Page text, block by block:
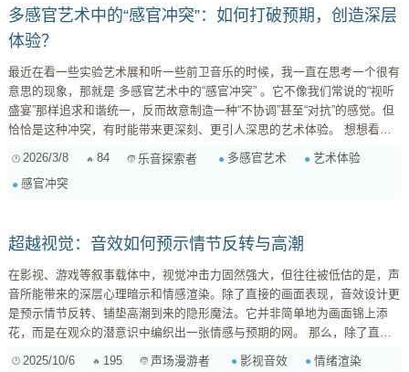
多感官艺术中的“感官冲突”：如何打破预期，创造深层
体验？
最近在看一些实验艺术展和听一些前卫音乐的时候，我一直在思考一个很有
意思的现象，那就是 多感官艺术中的“感官冲突” 。它不像我们常说的“视听
盛宴”那样追求和谐统一，反而故意制造一种“不协调”甚至“对抗”的感觉。但
恰恰是这种冲突，有时能带来更深刻、更引人深思的艺术体验。 想想看，
当甜美温暖的旋律配上令人不安、甚至有些扭曲的视觉画面时，你会有什么
感觉？或者，在一个灯光柔和、气氛温馨的房间里，突然弥漫着一股冰冷、
疏离的气味？这种乍一听有些“悖论”的组合，却被不少艺术家玩得炉火纯
2026/3/8 84 乐音探索者 多感官艺术
艺术体验
感官冲突
超越视觉：音效如何预示情节反转与高潮
在影视、游戏等叙事载体中，视觉冲击力固然强大，但往往被低估的是，声
音所能带来的深层心理暗示和情感渲染。除了直接的画面表现，音效设计更
是预示情节反转、铺垫高潮到来的隐形魔法。它并非简单地为画面锦上添
花，而是在观众的潜意识中编织出一张情感与预期的网。 那么，除了直接
2025/10/6 195 声场漫游者 影视音效
情绪渲染